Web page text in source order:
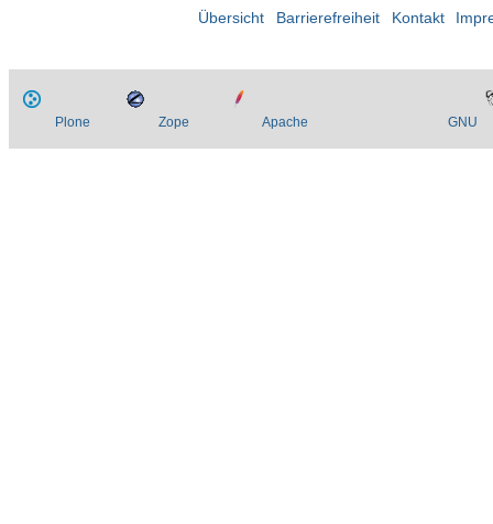
Übersicht Barrierefreiheit Kontakt
Plone Zope Apache GNU